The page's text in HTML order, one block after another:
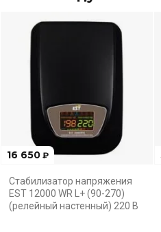
16 650 ₽
Стабилизатор напряжения
EST 12000 WR L+ (90-270)
(релейный настенный) 220 В